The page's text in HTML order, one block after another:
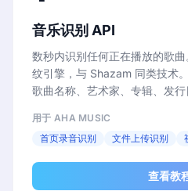
音乐识别 API
数秒内识别任何正在播放的歌
纹引擎，与 Shazam 同类技术
歌曲名称、艺术家、专辑、发行
用于 AHA MUSIC
首页录音识别
文件上传识别
查看教